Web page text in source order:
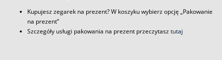
Kupujesz zegarek na prezent? W koszyku wybierz opcję „Pakowanie
na prezent”
Szczegóły usługi pakowania na prezent przeczytasztutaj